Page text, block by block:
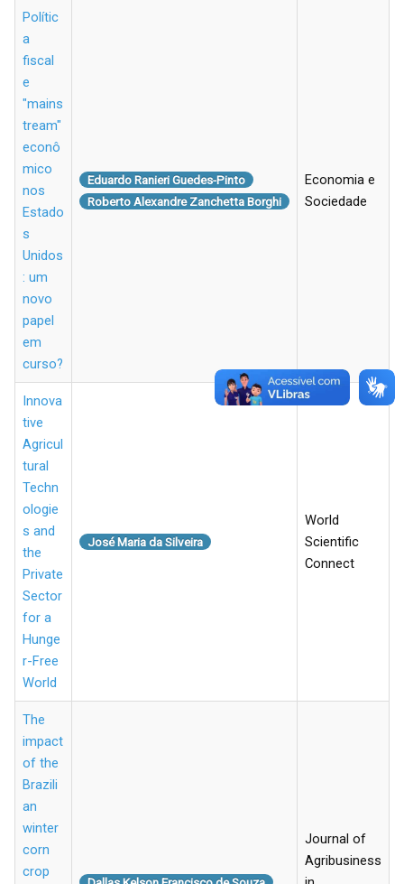
Polític
a
fiscal
e
"mains
tream"
econô
mico
nos
Estado
s
Unidos
: um
novo
papel
em
curso?
Eduardo Ranieri Guedes-Pinto
Roberto Alexandre Zanchetta Borghi
Economia e
Sociedade
Innova
tive
Agricul
tural
Techn
ologie
s and
the
Private
Sector
for a
Hunge
r-Free
World
José Maria da Silveira
World
Scientific
Connect
The
impact
of the
Brazili
an
winter
corn
crop
Journal of
Agribusiness